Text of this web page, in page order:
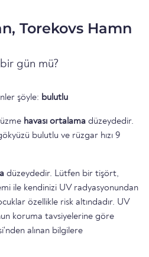
Torekovs Hamn
gün mü?
şöyle: bulutlu
havası ortalama düzeydedir.
bulutlu ve rüzgar hızı 9
düzeydedir. Lütfen bir tişört,
ile kendinizi UV radyasyonundan
özellikle risk altındadır. UV
koruma tavsiyelerine göre
alınan bilgilere